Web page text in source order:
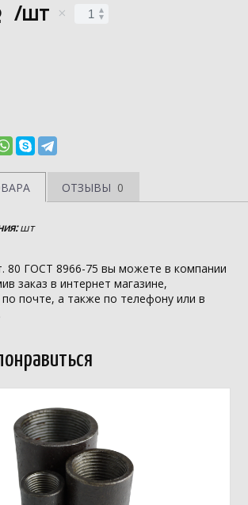
/шт
ОТЗЫВЫ 0
шт
80 ГОСТ 8966-75 вы можете в компании
заказ в интернет магазине,
по почте, а также по телефону или в